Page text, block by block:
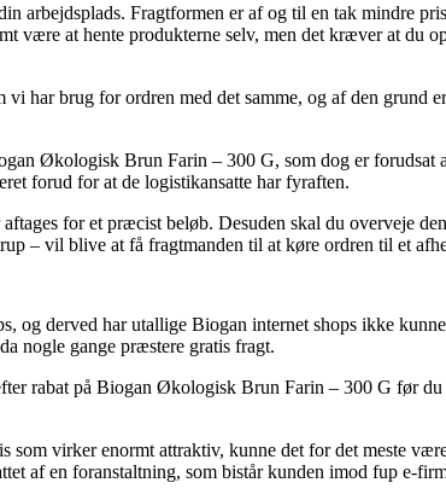
arbejdsplads. Fragtformen er af og til en tak mindre
være at hente produkterne selv, men det kræver at du
har brug for ordren med det samme, og af den grund
Økologisk Brun Farin – 300 G, som dog er forudsat
forud for at de logistikansatte har fyraften.
for et præcist beløb. Desuden skal du overveje
– vil blive at få fragtmanden til at køre ordren til et
og derved har utallige Biogan internet shops ikke
nogle gange præstere gratis fragt.
rabat på Biogan Økologisk Brun Farin – 300 G før du
som virker enormt attraktiv, kunne det for det meste
af en foranstaltning, som bistår kunden imod fup e-